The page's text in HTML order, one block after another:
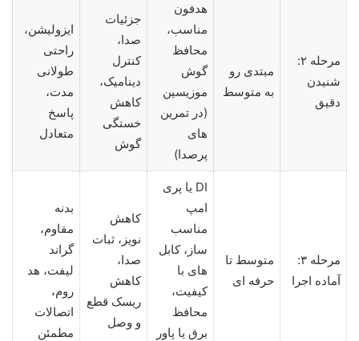
مرحله ۲:
شنیدن
دقیق
مبتدی رو
به متوسط
هدفون
مناسب،
محافظ
گوش
موزیسین
(در تمرین
های
پرصدا)
جزئیات
صدا،
کنترل
دینامیک،
کاهش
خستگی
گوش
ایزولیشن،
راحتی
طولانی
مدت،
پاسخ
متعادل
مرحله ۳:
آماده اجرا
متوسط تا
حرفه ای
DI یا پری
امپ
مناسب
ساز، کابل
های با
کیفیت،
محافظ
برق یا پاور
کاهش
نویز، ثبات
صدا،
کاهش
ریسک قطع
و وصل
بدنه
مقاوم،
گراند
لیفت، هد
روم،
اتصالات
مطمئن